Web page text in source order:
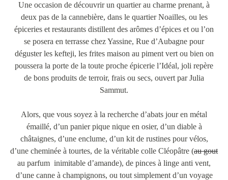
Une occasion de découvrir un quartier au charme prenant, à
deux pas de la cannebière, dans le quartier Noailles, ou les
épiceries et restaurants distillent des arômes d’épices et ou l’on
se posera en terrasse chez Yassine, Rue d’Aubagne pour
déguster les kefteji, les frites maison au piment vert ou bien on
poussera la porte de la toute proche épicerie l’Idéal, joli repère
de bons produits de terroir, frais ou secs, ouvert par Julia
Sammut.
Alors, que vous soyez à la recherche d’abats jour en métal
émaillé, d’un panier pique nique en osier, d’un diable à
châtaignes, d’une enclume, d’un kit de rustines pour vélos,
d’une cheminée à tourtes, de la véritable colle Cléopâtre (au gout
au parfum inimitable d’amande), de pinces à linge anti vent,
d’une canne à champignons, ou tout simplement d’un voyage